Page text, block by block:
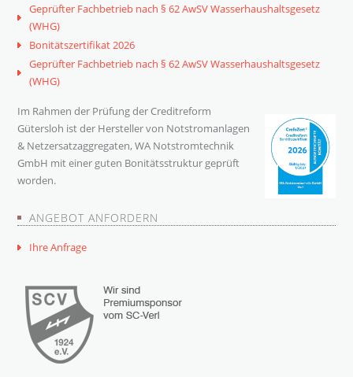
Geprüfter Fachbetrieb nach § 62 AwSV Wasserhaushaltsgesetz
(WHG)
Bonitätszertifikat 2026
Geprüfter Fachbetrieb nach § 62 AwSV Wasserhaushaltsgesetz
(WHG)
Im Rahmen der Prüfung der Creditreform
Gütersloh ist der Hersteller von Notstromanlagen
& Netzersatzaggregaten, WA Notstromtechnik
GmbH mit einer guten Bonitätsstruktur geprüft
worden.
ANGEBOT ANFORDERN
Ihre Anfrage